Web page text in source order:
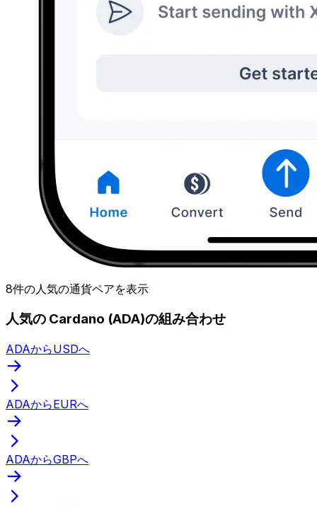
8件の人気の通貨ペアを表示
人気の Cardano (ADA)の組み合わせ
ADAからUSDへ
ADAからEURへ
ADAからGBPへ